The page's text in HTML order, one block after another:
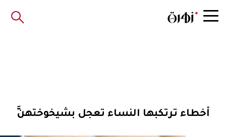
أخطاء ترتكبها النساء تعجل بشيخوختهنَّ